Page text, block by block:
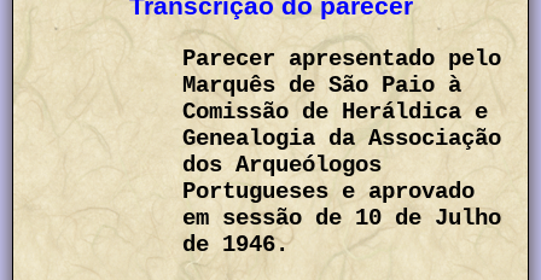
Transcrição do parecer
Parecer apresentado pelo
Marquês de São Paio à
Comissão de Heráldica e
Genealogia da Associação
dos Arqueólogos
Portugueses e aprovado
em sessão de 10 de Julho
de 1946.